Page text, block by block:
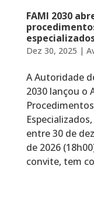
FAMI 2030
Dez 30, 2025 |
A Autoridade
2030 lançou o
entre 30 de
de 2026
convite, tem